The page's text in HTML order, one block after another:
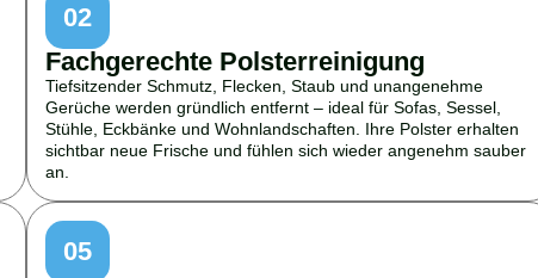
02
Fachgerechte Polsterreinigung
Tiefsitzender Schmutz, Flecken, Staub und unangenehme
Gerüche werden gründlich entfernt – ideal für Sofas, Sessel,
Stühle, Eckbänke und Wohnlandschaften. Ihre Polster erhalten
sichtbar neue Frische und fühlen sich wieder angenehm sauber
an.
05